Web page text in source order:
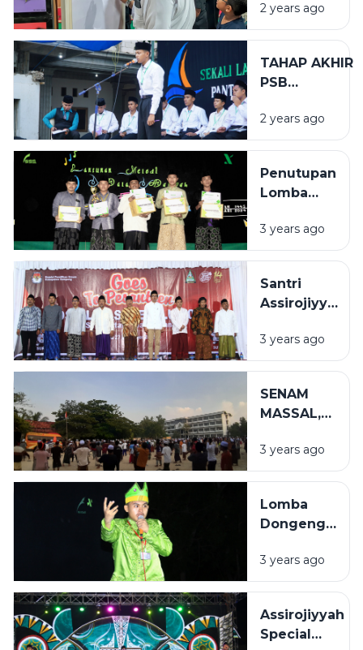
Gelar
Pameran
di Ponpes
Assirojiyyah
2 years ago
TAHAP AKHIR
PSB
SANTRI
BERPRESTASI)
2 years ago
Penutupan
Lomba
Dakwah
(BIDAK)
1444
&#8211;
3 years ago
Santri
Assirojiyyah
Sosialisasi
Pemilu KPU
3 years ago
SENAM
MASSAL,
ASSIROJIYYAH
TERAPKAN
SEHAT
3 years ago
Lomba
Dongeng
Bahasa
Arab, Cara
Dakwah
Tingkatkan
3 years ago
Assirojiyyah
Special